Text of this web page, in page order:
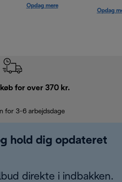
Opdag mere
Opdag
for over 370 kr.
for 3-6 arbejdsdage
hold dig opdateret
direkte i indbakken.